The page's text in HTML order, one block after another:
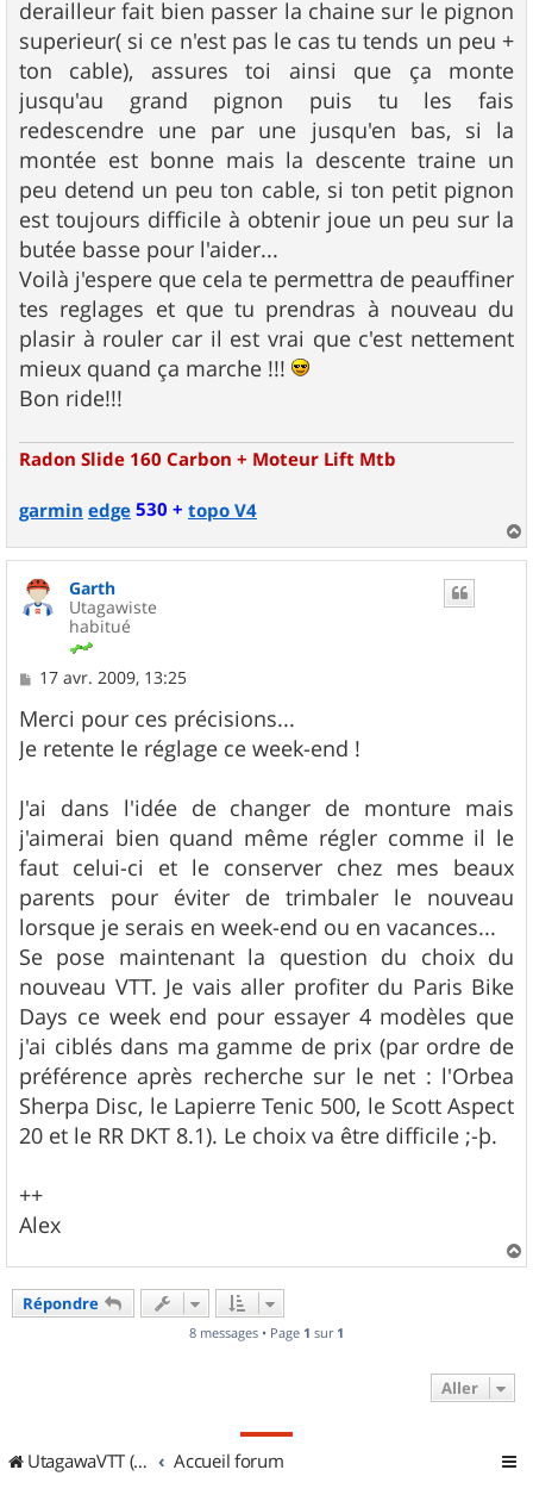
derailleur fait bien passer la chaine sur le pignon
superieur( si ce n'est pas le cas tu tends un peu +
ton cable), assures toi ainsi que ça monte
jusqu'au grand pignon puis tu les fais
redescendre une par une jusqu'en bas, si la
montée est bonne mais la descente traine un
peu detend un peu ton cable, si ton petit pignon
est toujours difficile à obtenir joue un peu sur la
butée basse pour l'aider...
Voilà j'espere que cela te permettra de peauffiner
tes reglages et que tu prendras à nouveau du
plasir à rouler car il est vrai que c'est nettement
mieux quand ça marche !!!
Bon ride!!!
Radon Slide 160 Carbon + Moteur Lift Mtb
garmin edge530 + topo V4
a
Garth
Utagawiste
habitué
M
s
s
a
17 avr. 2009, 13:25
Merci pour ces précisions...
Je retente le réglage ce week-end !
J'ai dans l'idée de changer de monture mais
j'aimerai bien quand même régler comme il le
faut celui-ci et le conserver chez mes beaux
parents pour éviter de trimbaler le nouveau
lorsque je serais en week-end ou en vacances...
Se pose maintenant la question du choix du
nouveau VTT. Je vais aller profiter du Paris Bike
Days ce week end pour essayer 4 modèles que
j'ai ciblés dans ma gamme de prix (par ordre de
préférence après recherche sur le net : l'Orbea
Sherpa Disc, le Lapierre Tenic 500, le Scott Aspect
20 et le RR DKT 8.1). Le choix va être difficile ;-þ.
++
Alex
a
Répondre
8 messages • Page 1 sur 1
Aller
UtagawaVTT (Randos VTT et VTTAE avec traces GPS) Accueil forum